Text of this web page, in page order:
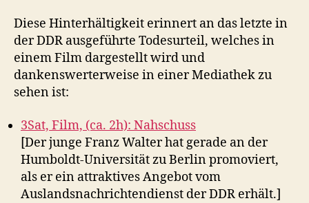
Diese Hinterhältigkeit erinnert an das letzte in
der DDR ausgeführte Todesurteil, welches in
einem Film dargestellt wird und
dankenswerterweise in einer Mediathek zu
sehen ist:
3Sat, Film, (ca. 2h): Nahschuss
[Der junge Franz Walter hat gerade an der
Humboldt-Universität zu Berlin promoviert,
als er ein attraktives Angebot vom
Auslandsnachrichtendienst der DDR erhält.]